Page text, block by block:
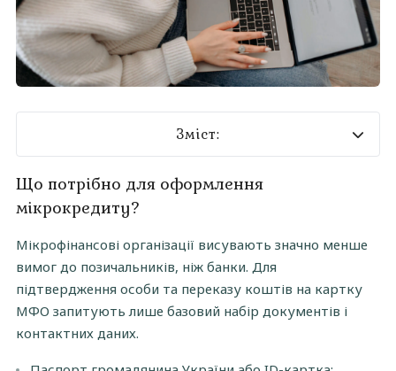
Зміст:
Що потрібно для оформлення мікрокредиту?
Як проходить процес отримання кредиту в
Додаткова перевірка заявки на кредит
Чи можна отримати кредит без паспорта або
ІПН?
Що потрібно для оформлення
мікрокредиту?
Мікрофінансові організації висувають значно менше
вимог до позичальників, ніж банки. Для
підтвердження особи та переказу коштів на картку
МФО запитують лише базовий набір документів і
контактних даних.